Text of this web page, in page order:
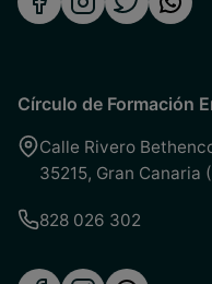
Círculo de Formación
Calle Rivero
35215, Gran Canaria
828 026 302